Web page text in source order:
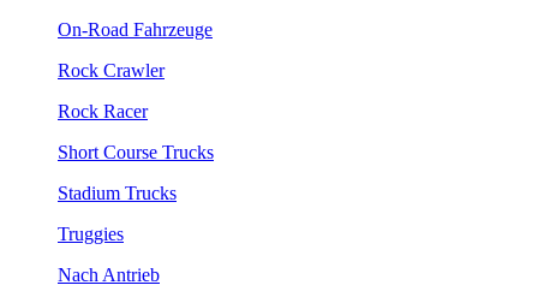
On-Road Fahrzeuge
Rock Crawler
Rock Racer
Short Course Trucks
Stadium Trucks
Truggies
Nach Antrieb